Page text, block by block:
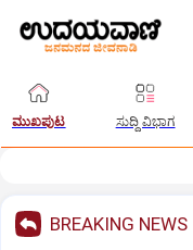
ಮುಖಪುಟ ಸುದ್ದಿ ವಿಭಾಗ
BREAKING NEWS